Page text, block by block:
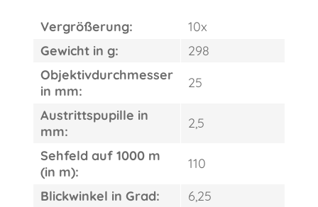
Vergrößerung:
10x
Gewicht in g:
298
Objektivdurchmesser
in mm:
25
Austrittspupille in
mm:
2,5
Sehfeld auf 1000 m
(in m):
110
Blickwinkel in Grad:
6,25